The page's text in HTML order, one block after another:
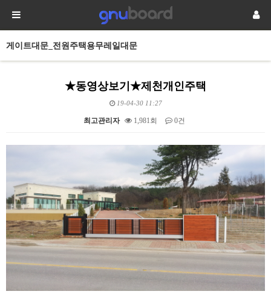
게이트대문_전원주택용무레일대문
★동영상보기★제천개인주택
19-04-30 11:27
최고관리자 1,981회 0건